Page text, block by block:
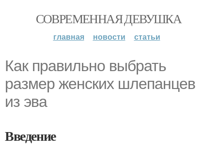
СОВРЕМЕННАЯ ДЕВУШКА
главная новости статьи
Как правильно выбрать
размер женских шлепанцев
из эва
Введение